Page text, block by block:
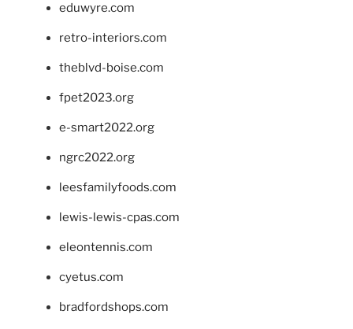
eduwyre.com
retro-interiors.com
theblvd-boise.com
fpet2023.org
e-smart2022.org
ngrc2022.org
leesfamilyfoods.com
lewis-lewis-cpas.com
eleontennis.com
cyetus.com
bradfordshops.com